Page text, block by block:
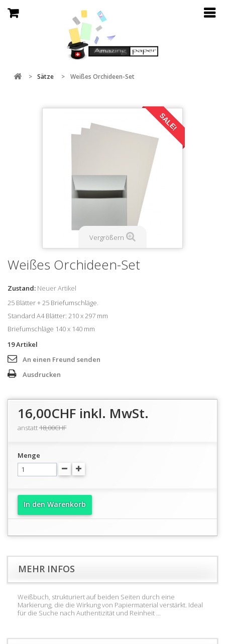
> Sätze > Weißes Orchideen-Set
SALE!
Vergrößern
Weißes Orchideen-Set
Zustand: Neuer Artikel
25 Blätter + 25 Briefumschläge.
Standard A4 Blätter: 210 x 297 mm
Briefumschläge 140 x 140 mm
19Artikel
An einen Freund senden
Ausdrucken
16,00CHF inkl. MwSt.
anstatt18,00CHF
Menge
In den Warenkorb
MEHR INFOS
Weißbuch, strukturiert auf beiden Seiten durch eine
Markierung, die die Wirkung von Papiermaterial verstärkt. Ideal
für die Suche nach Authentizität und Reinheit ...